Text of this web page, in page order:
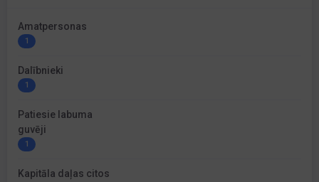
Amatpersonas
1
Dalībnieki
1
Patiesie labuma
guvēji
1
Kapitāla daļas citos